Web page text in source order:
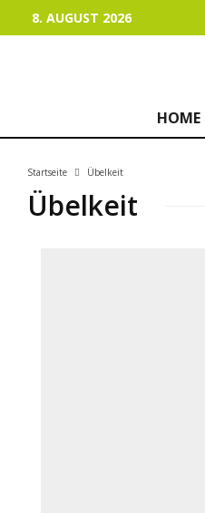
8. AUGUST 2026
HOME
Startseite Übelkeit
Übelkeit